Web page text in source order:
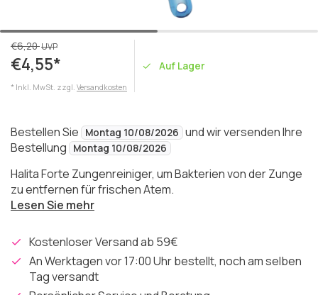
€6,20UVP
€4,55*
* Inkl. MwSt. zzgl. Versandkosten
Auf Lager
Bestellen Sie Montag 10/08/2026 und wir versenden Ihre
Bestellung
Montag 10/08/2026
Halita Forte Zungenreiniger, um Bakterien von der Zunge
zu entfernen für frischen Atem.
Lesen Sie mehr
Kostenloser Versand ab 59€
An Werktagen vor 17:00 Uhr bestellt, noch am selben
Tag versandt